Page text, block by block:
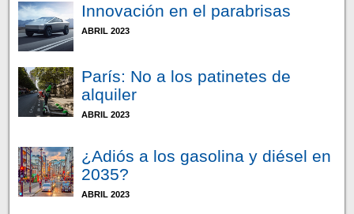
Innovación en el parabrisas
ABRIL 2023
París: No a los patinetes de
alquiler
ABRIL 2023
¿Adiós a los gasolina y diésel en
2035?
ABRIL 2023